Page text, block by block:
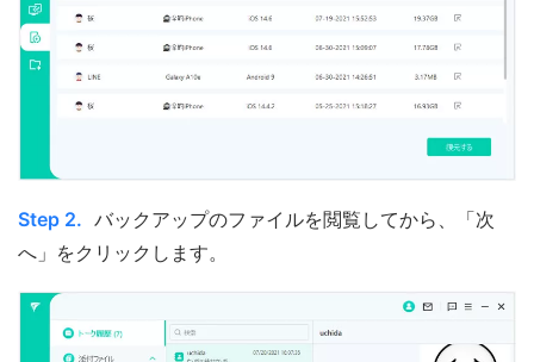
Step 2. バックアップのファイルを閲覧してから、「次
へ」をクリックします。